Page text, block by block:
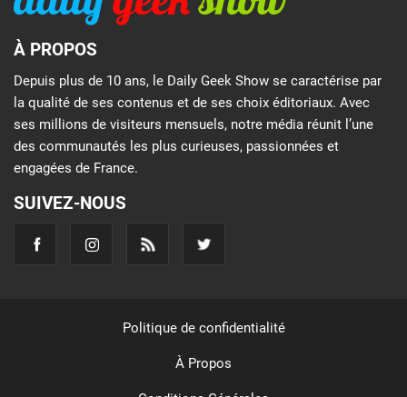
À PROPOS
Depuis plus de 10 ans, le Daily Geek Show se caractérise par
la qualité de ses contenus et de ses choix éditoriaux. Avec
ses millions de visiteurs mensuels, notre média réunit l’une
des communautés les plus curieuses, passionnées et
engagées de France.
SUIVEZ-NOUS
Politique de confidentialité
À Propos